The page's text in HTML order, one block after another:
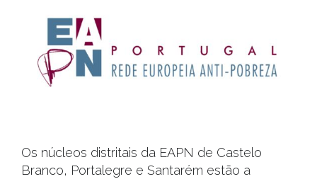
Os núcleos distritais da EAPN de Castelo
Branco, Portalegre e Santarém estão a